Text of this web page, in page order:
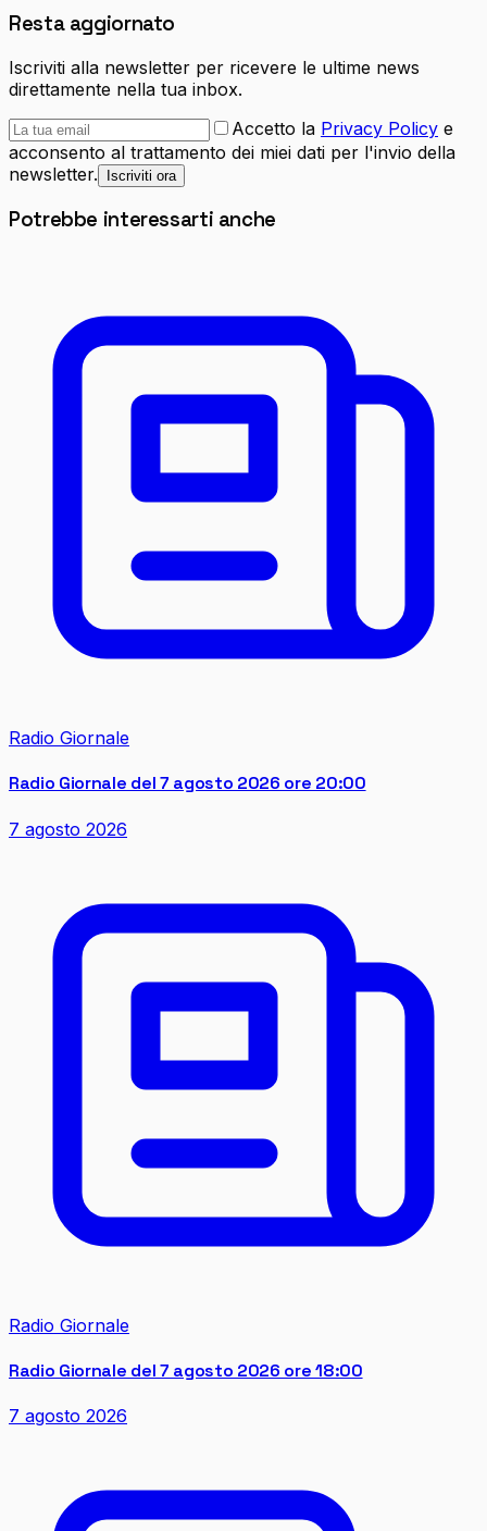
Resta aggiornato
Iscriviti alla newsletter per ricevere le ultime news
direttamente nella tua inbox.
Accetto la Privacy Policy e
acconsento al trattamento dei miei dati per l'invio della
newsletter.
Iscriviti ora
Potrebbe interessarti anche
Radio Giornale
Radio Giornale del 7 agosto 2026 ore 20:00
7 agosto 2026
Radio Giornale
Radio Giornale del 7 agosto 2026 ore 18:00
7 agosto 2026